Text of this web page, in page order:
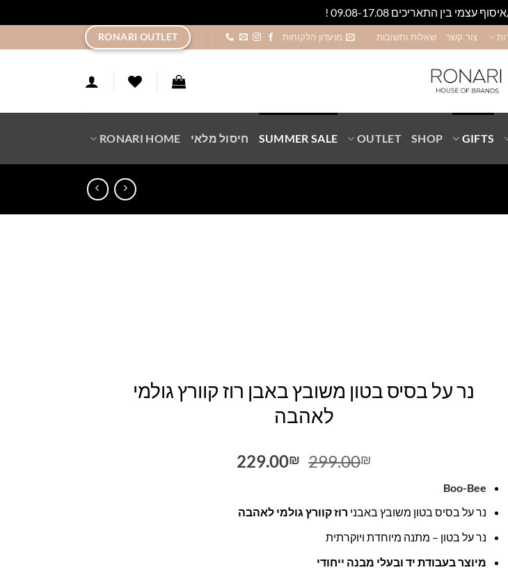
בין התאריכים 09.08-17.08 !
צור קשר שאלות ותשובות מועדון הלקוחות RONARI OUTLET
GIFTS
SHOP
OUTLET
SUMMER SALE חיסול מלאי RONARI HOME
נר על בסיס בטון משובץ באבן רוז קוורץ גולמי
לאהבה
299.00₪
המחיר
299.00₪.
229.00₪
Boo-Bee
נר על בסיס בטון משובץ באבני רוז קוורץ גולמי לאהבה
נר על בטון – מתנה מיוחדת ויוקרתית
מיוצר בעבודת יד ובעלי מבנה ייחודי